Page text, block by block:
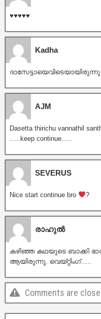
♥️♥️♥️♥️♥️
Kadha
ദാസേട്ടായെവിടെയായിരുന്നു
AJM
Dasetta thirichu vannathil
…..keep continue…..
SEVERUS
Nice start continue bro ‍?
രാഹുൽ
കഴിഞ്ഞ കഥയുടെ ബാക്കി
ആയിരുന്നു. വെയ്റ്റിംഗ്…..
Comments are